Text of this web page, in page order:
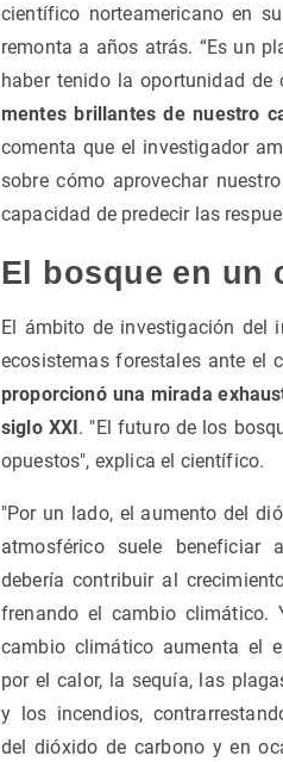
científico norteamericano en
remonta a años atrás. “Es un
haber tenido la oportunidad de
mentes brillantes de nuestro
comenta que el investigador
sobre cómo aprovechar
capacidad de predecir las
El bosque en un
El ámbito de investigación del
ecosistemas forestales ante el
proporcionó una mirada
siglo XXI. "El futuro de los
opuestos", explica el científico.
"Por un lado, el aumento del
atmosférico suele
debería contribuir al
frenando el cambio climático.
cambio climático aumenta el
por el calor, la sequía, las
y los incendios,
del dióxido de carbono y en